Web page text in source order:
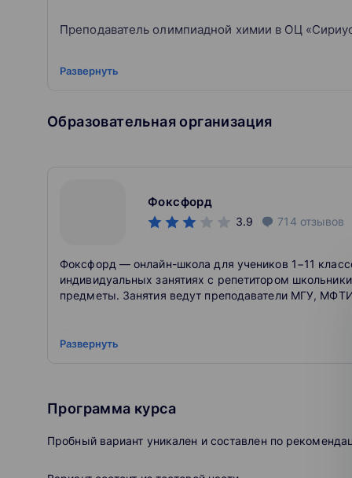
Преподаватель олимпиадной химии в ОЦ
Соисполнитель по двум грантам (РНФ и РФФИ).
Развернуть
Образовательная организация
Фоксфорд
3.9 714 отзывов
Фоксфорд — онлайн-школа для учеников 1−11
индивидуальных занятиях с репетитором
предметы. Занятия ведут преподаватели МГУ,
Для учителей проводятся курсы повышения
открытые занятия о воспитании и развитии детей.
Наши преподаватели — эксперты ЕГЭ и
лучших вузов страны.
Наши выпускники поступают на бюджет
Развернуть
Программа курса
Пробный вариант уникален и составлен по